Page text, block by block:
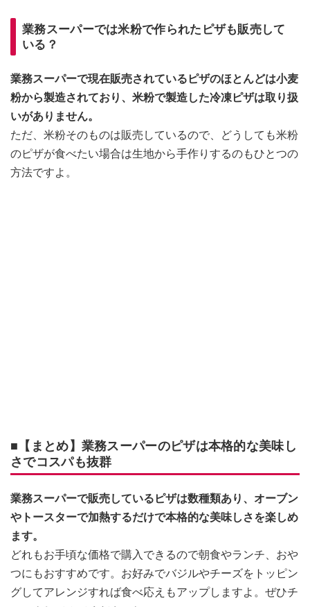
業務スーパーでは米粉で作られたピザも販売して
いる？
業務スーパーで現在販売されているピザのほとんどは小麦
粉から製造されており、米粉で製造した冷凍ピザは取り扱
いがありません。
ただ、米粉そのものは販売しているので、どうしても米粉
のピザが食べたい場合は生地から手作りするのもひとつの
方法ですよ。
■【まとめ】業務スーパーのピザは本格的な美味し
さでコスパも抜群
業務スーパーで販売しているピザは数種類あり、オーブン
やトースターで加熱するだけで本格的な美味しさを楽しめ
ます。
どれもお手頃な価格で購入できるので朝食やランチ、おや
つにもおすすめです。お好みでバジルやチーズをトッピン
グしてアレンジすれば食べ応えもアップしますよ。ぜひチ